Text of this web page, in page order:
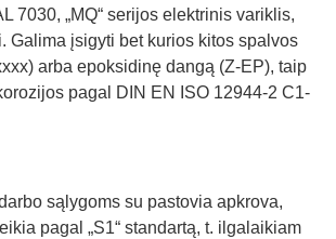
7030, „MQ“ serijos elektrinis variklis,
Galima įsigyti bet kurios kitos spalvos
arba epoksidinę dangą (Z-EP), taip
pagal DIN EN ISO 12944-2 C1-
sąlygoms su pastovia apkrova,
pagal „S1“ standartą, t. ilgalaikiam